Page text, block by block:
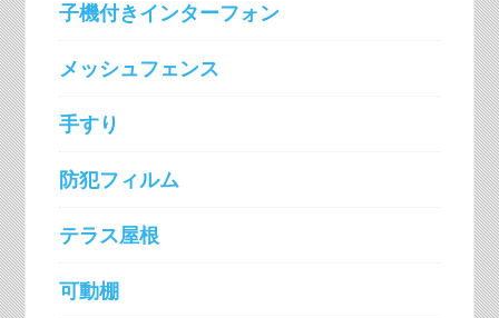
子機付きインターフォン
メッシュフェンス
手すり
防犯フィルム
テラス屋根
可動棚